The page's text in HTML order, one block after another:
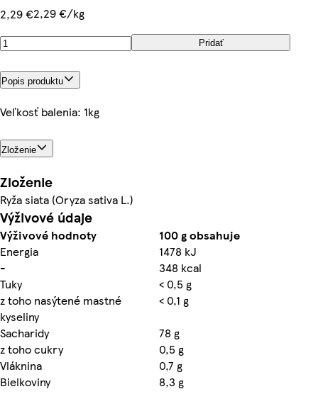
2,29 €2,29 €/kg
Pridať
Popis produktu
Veľkosť balenia: 1kg
Zloženie
Zloženie
Ryža siata (Oryza sativa L.)
Výživové údaje
Výživové hodnoty
100 g obsahuje
Energia
1478 kJ
-
348 kcal
Tuky
< 0,5 g
z toho nasýtené mastné
kyseliny
< 0,1 g
Sacharidy
78 g
z toho cukry
0,5 g
Vláknina
0,7 g
Bielkoviny
8,3 g